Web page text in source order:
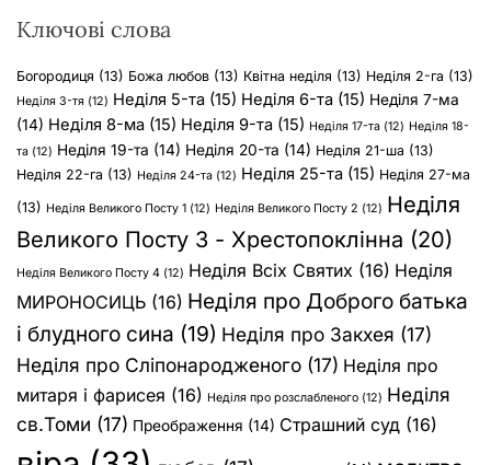
Ключові слова
Богородиця (13) Божа любов (13) Квітна неділя (13) Неділя 2-га (13)
Неділя 3-тя (12) Неділя 5-та (15) Неділя 6-та (15) Неділя 7-ма
(14) Неділя 8-ма (15) Неділя 9-та (15) Неділя 17-та (12) Неділя 18-
та (12) Неділя 19-та (14) Неділя 20-та (14) Неділя 21-ша (13)
Неділя 22-га (13) Неділя 24-та (12) Неділя 25-та (15) Неділя 27-ма
(13) Неділя Великого Посту 1 (12) Неділя Великого Посту 2 (12) Неділя
Великого Посту 3 - Хрестопоклінна (20)
Неділя Великого Посту 4 (12) Неділя Всіх Святих (16) Неділя
МИРОНОСИЦЬ (16) Неділя про Доброго батька
і блудного сина (19) Неділя про Закхея (17)
Неділя про Сліпонародженого (17) Неділя про
митаря і фарисея (16) Неділя про розслабленого (12) Неділя
св.Томи (17) Преображення (14) Страшний суд (16)